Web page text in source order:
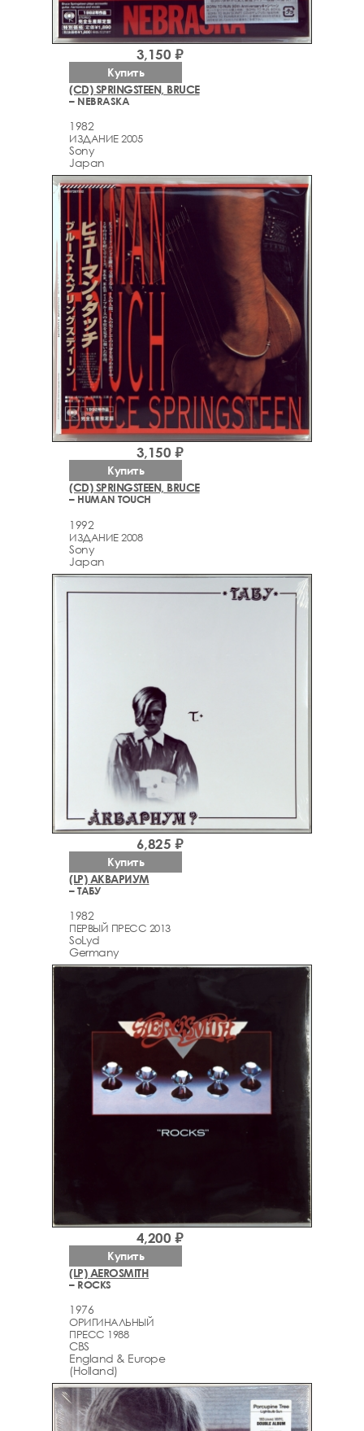
(CD) SPRINGSTEEN, BRUCE
– NEBRASKA
1982
ИЗДАНИЕ 2005
Sony
Japan
3,150 ₽
Купить
(CD) SPRINGSTEEN, BRUCE
– HUMAN TOUCH
1992
ИЗДАНИЕ 2008
Sony
Japan
3,150 ₽
Купить
(LP) АКВАРИУМ
– ТАБУ
1982
ПЕРВЫЙ ПРЕСС 2013
SoLyd
Germany
6,825 ₽
Купить
(LP) AEROSMITH
– ROCKS
1976
ОРИГИНАЛЬНЫЙ
ПРЕСС 1988
CBS
England & Europe
(Holland)
4,200 ₽
Купить